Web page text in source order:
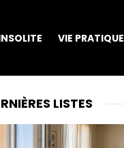
VIE PRATIQUE
LISTES